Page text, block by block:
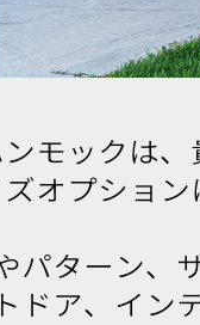
モックは
オプション
パターン、
ドア、イン